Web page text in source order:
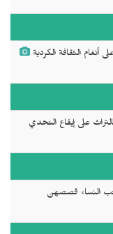
الثقافة الكردية
على إيقاع التحدي
النساء قصصهن